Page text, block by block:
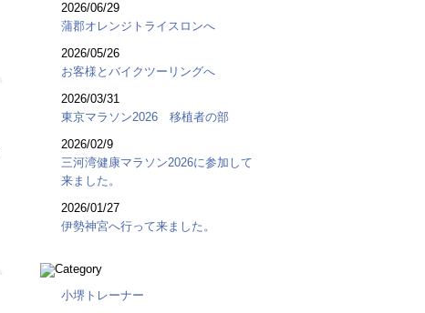
2026/06/29
蒲郡オレンジトライスロンへ
2026/05/26
お客様とバイクツーリングへ
2026/03/31
東京マラソン2026 移植者の部
2026/02/9
三河湾健康マラソン2026に参加して
来ました。
2026/01/27
伊勢神宮へ行って来ました。
小堺トレーナー